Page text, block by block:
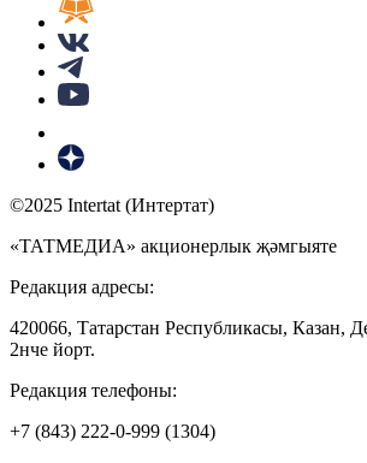
©2025 Intertat (Интертат)
«ТАТМЕДИА» акционерлык җәмгыяте
Редакция адресы:
420066, Татарстан Республикасы, Казан,
2нче йорт.
Редакция телефоны:
+7 (843) 222-0-999 (1304)